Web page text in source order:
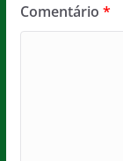
Comentário *